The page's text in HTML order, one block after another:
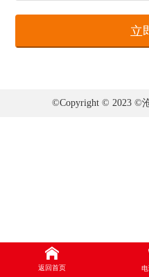
©Copyright © 2023 ©
返回首页